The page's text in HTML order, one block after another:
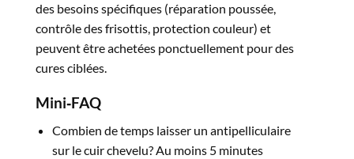
des besoins spécifiques (réparation poussée,
contrôle des frisottis, protection couleur) et
peuvent être achetées ponctuellement pour des
cures ciblées.​
Mini‑FAQ
Combien de temps laisser un antipelliculaire
sur le cuir chevelu? Au moins 5 minutes